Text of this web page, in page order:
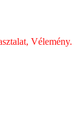
Vélemény.